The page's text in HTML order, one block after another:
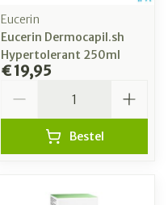
Eucerin
Eucerin Dermocapil.sh
Hypertolerant 250ml
€ 19,95
Bestel